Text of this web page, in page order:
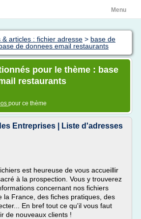
Menu
& articles : fichier adresse > base de
de donnees email restaurants
pour le thème : base
restaurants
pour ce thème
Entreprises | Liste d'adresses
est heureuse de vous accueillir
à la prospection. Vous y trouverez
concernant nos fichiers
la France, des fiches pratiques, des
En bref tout ce qu'il vous faut
de nouveaux clients !